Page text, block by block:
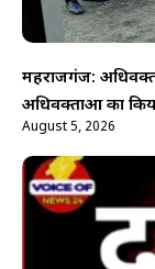
महराजगंज:
अधिवक्ताओं का
August 5, 2026